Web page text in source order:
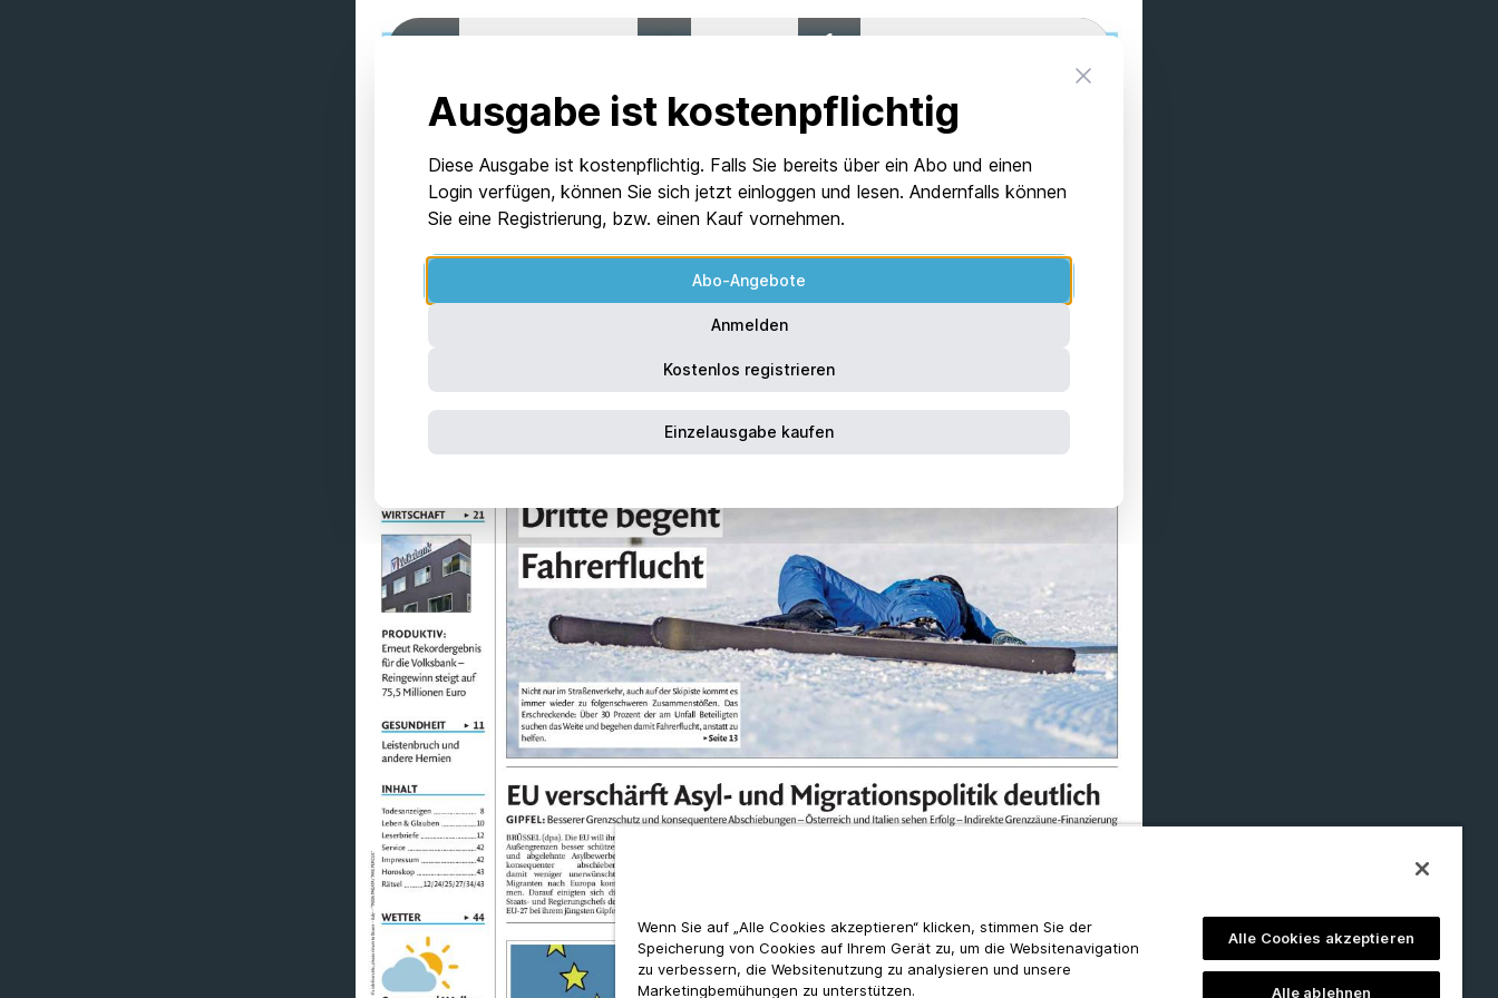
Close
Ausgabe ist kostenpflichtig
Diese Ausgabe ist kostenpflichtig. Falls Sie bereits über ein Abo und einen
Login verfügen, können Sie sich jetzt einloggen und lesen. Andernfalls können
Sie eine Registrierung, bzw. einen Kauf vornehmen.
Abo-Angebote
Anmelden
Kostenlos registrieren
Einzelausgabe kaufen
Wenn Sie auf „Alle Cookies akzeptieren“ klicken, stimmen Sie der
Speicherung von Cookies auf Ihrem Gerät zu, um die Websitenavigation
zu verbessern, die Websitenutzung zu analysieren und unsere
Marketingbemühungen zu unterstützen.
Alle Cookies akzeptieren
Alle ablehnen